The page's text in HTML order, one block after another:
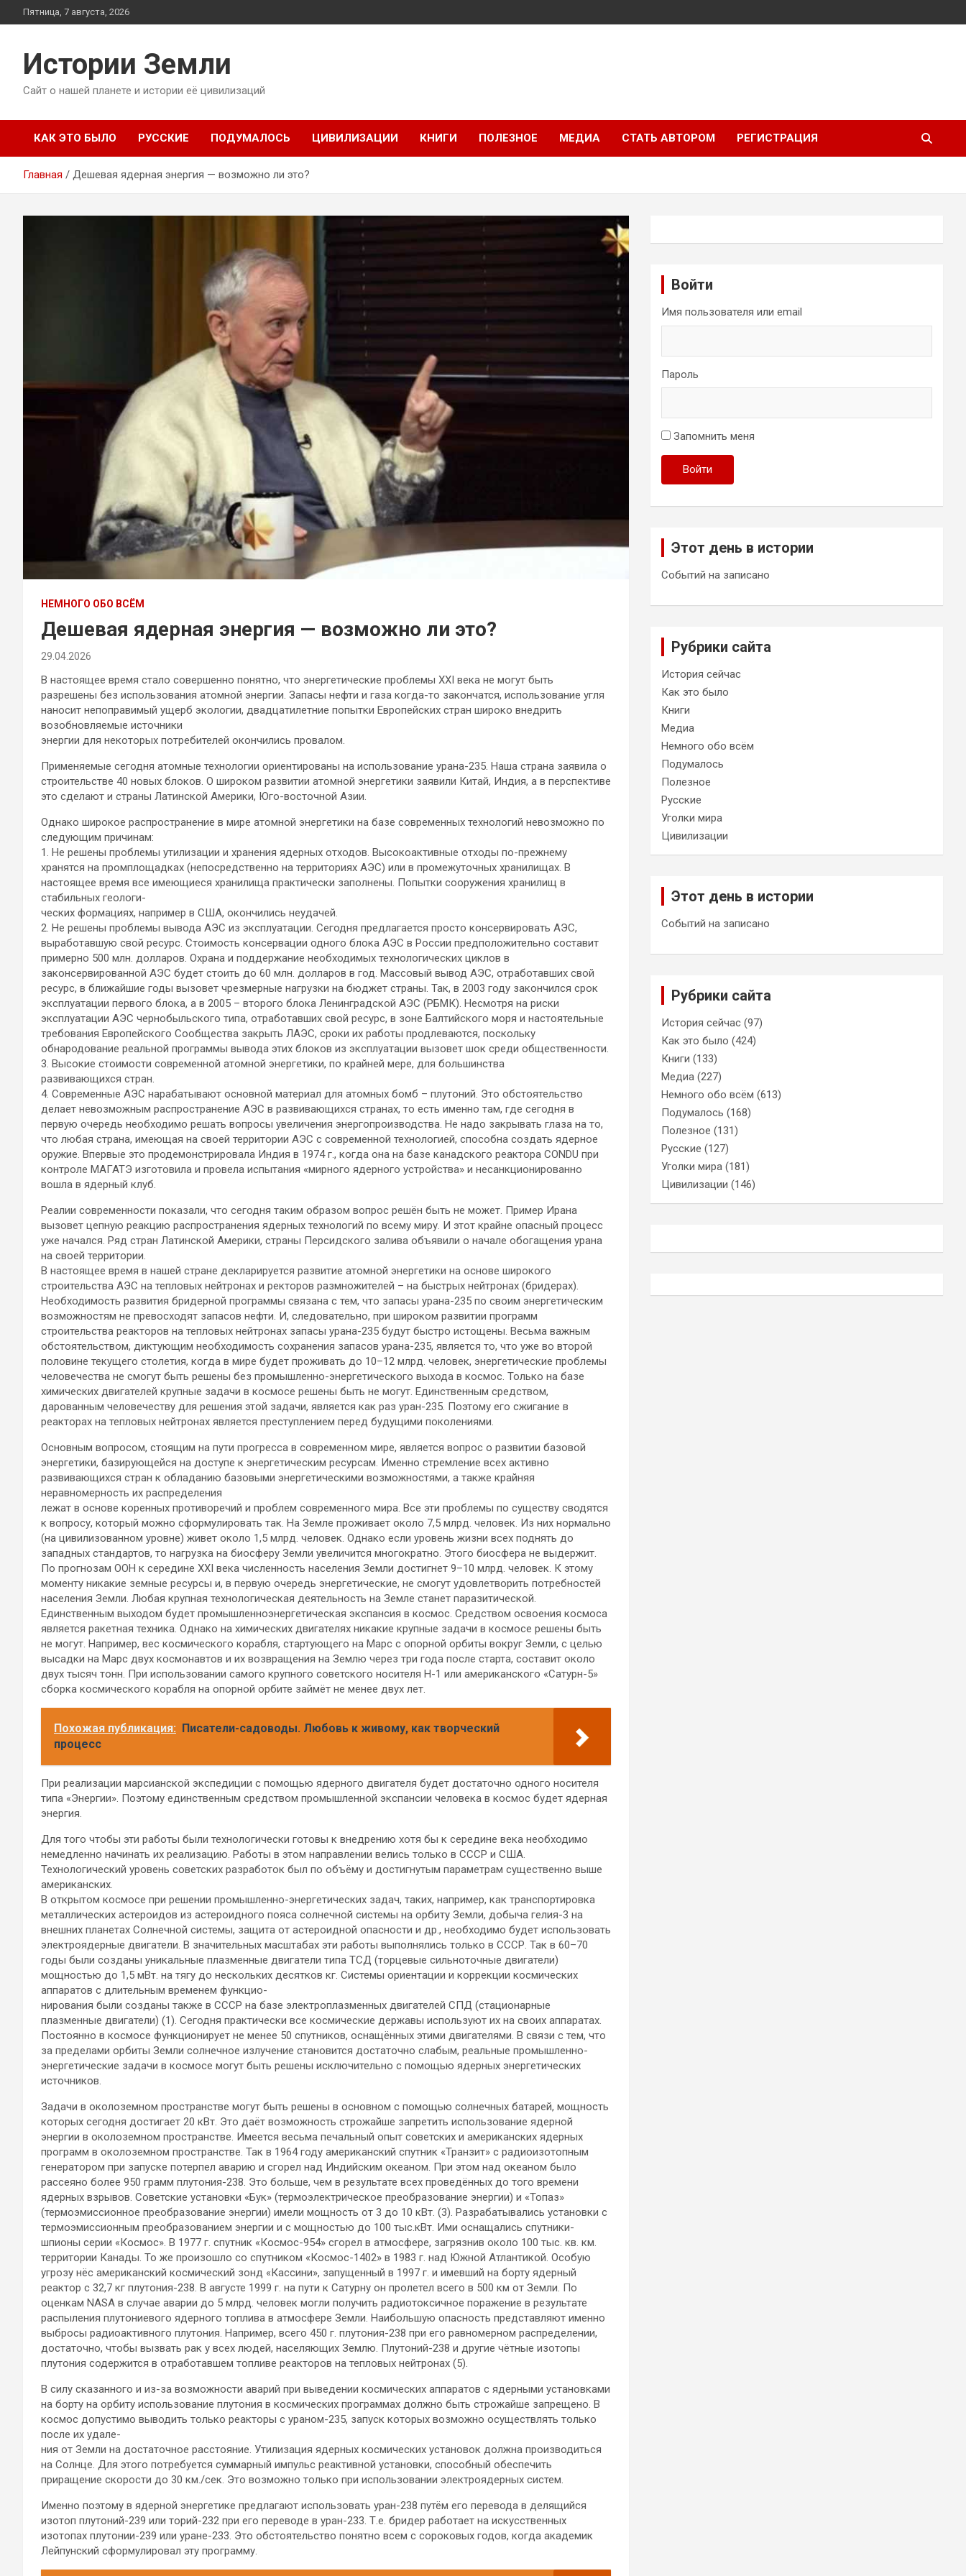
Перейти
к
Пятница, 7 августа, 2026
Истории Земли
Сайт о нашей планете и истории её цивилизаций
КАК ЭТО БЫЛО РУССКИЕ ПОДУМАЛОСЬ ЦИВИЛИЗАЦИИ КНИГИ ПОЛЕЗНОЕ МЕДИА СТАТЬ АВТОРОМ РЕГИСТРАЦИЯ
Главная Дешевая ядерная энергия — возможно ли это?
НЕМНОГО ОБО ВСЁМ
Дешевая ядерная энергия — возможно ли это?
29.04.2026
В настоящее время стало совершенно понятно, что энергетические проблемы XXI века не могут быть
разрешены без использования атомной энергии. Запасы нефти и газа когда-то закончатся, использование угля
наносит непоправимый ущерб экологии, двадцатилетние попытки Европейских стран широко внедрить
возобновляемые источники
энергии для некоторых потребителей окончились провалом.
Применяемые сегодня атомные технологии ориентированы на использование урана-235. Наша страна заявила о
строительстве 40 новых блоков. О широком развитии атомной энергетики заявили Китай, Индия, а в перспективе
это сделают и страны Латинской Америки, Юго-восточной Азии.
Однако широкое распространение в мире атомной энергетики на базе современных технологий невозможно по
следующим причинам:
1. Не решены проблемы утилизации и хранения ядерных отходов. Высокоактивные отходы по-прежнему
хранятся на промплощадках (непосредственно на территориях АЭС) или в промежуточных хранилищах. В
настоящее время все имеющиеся хранилища практически заполнены. Попытки сооружения хранилищ в
стабильных геологи-
ческих формациях, например в США, окончились неудачей.
2. Не решены проблемы вывода АЭС из эксплуатации. Сегодня предлагается просто консервировать АЭС,
выработавшую свой ресурс. Стоимость консервации одного блока АЭС в России предположительно составит
примерно 500 млн. долларов. Охрана и поддержание необходимых технологических циклов в
законсервированной АЭС будет стоить до 60 млн. долларов в год. Массовый вывод АЭС, отработавших свой
ресурс, в ближайшие годы вызовет чрезмерные нагрузки на бюджет страны. Так, в 2003 году закончился срок
эксплуатации первого блока, а в 2005 – второго блока Ленинградской АЭС (РБМК). Несмотря на риски
эксплуатации АЭС чернобыльского типа, отработавших свой ресурс, в зоне Балтийского моря и настоятельные
требования Европейского Сообщества закрыть ЛАЭС, сроки их работы продлеваются, поскольку
обнародование реальной программы вывода этих блоков из эксплуатации вызовет шок среди общественности.
3. Высокие стоимости современной атомной энергетики, по крайней мере, для большинства
развивающихся стран.
4. Современные АЭС нарабатывают основной материал для атомных бомб – плутоний. Это обстоятельство
делает невозможным распространение АЭС в развивающихся странах, то есть именно там, где сегодня в
первую очередь необходимо решать вопросы увеличения энергопроизводства. Не надо закрывать глаза на то,
что любая страна, имеющая на своей территории АЭС с современной технологией, способна создать ядерное
оружие. Впервые это продемонстрировала Индия в 1974 г., когда она на базе канадского реактора CONDU при
контроле МАГАТЭ изготовила и провела испытания «мирного ядерного устройства» и несанкционированно
вошла в ядерный клуб.
Реалии современности показали, что сегодня таким образом вопрос решён быть не может. Пример Ирана
вызовет цепную реакцию распространения ядерных технологий по всему миру. И этот крайне опасный процесс
уже начался. Ряд стран Латинской Америки, страны Персидского залива объявили о начале обогащения урана
на своей территории.
В настоящее время в нашей стране декларируется развитие атомной энергетики на основе широкого
строительства АЭС на тепловых нейтронах и ректоров размножителей – на быстрых нейтронах (бридерах).
Необходимость развития бридерной программы связана с тем, что запасы урана-235 по своим энергетическим
возможностям не превосходят запасов нефти. И, следовательно, при широком развитии программ
строительства реакторов на тепловых нейтронах запасы урана-235 будут быстро истощены. Весьма важным
обстоятельством, диктующим необходимость сохранения запасов урана-235, является то, что уже во второй
половине текущего столетия, когда в мире будет проживать до 10–12 млрд. человек, энергетические проблемы
человечества не смогут быть решены без промышленно-энергетического выхода в космос. Только на базе
химических двигателей крупные задачи в космосе решены быть не могут. Единственным средством,
дарованным человечеству для решения этой задачи, является как раз уран-235. Поэтому его сжигание в
реакторах на тепловых нейтронах является преступлением перед будущими поколениями.
Основным вопросом, стоящим на пути прогресса в современном мире, является вопрос о развитии базовой
энергетики, базирующейся на доступе к энергетическим ресурсам. Именно стремление всех активно
развивающихся стран к обладанию базовыми энергетическими возможностями, а также крайняя
неравномерность их распределения
лежат в основе коренных противоречий и проблем современного мира. Все эти проблемы по существу сводятся
к вопросу, который можно сформулировать так. На Земле проживает около 7,5 млрд. человек. Из них нормально
(на цивилизованном уровне) живет около 1,5 млрд. человек. Однако если уровень жизни всех поднять до
западных стандартов, то нагрузка на биосферу Земли увеличится многократно. Этого биосфера не выдержит.
По прогнозам ООН к середине XXI века численность населения Земли достигнет 9–10 млрд. человек. К этому
моменту никакие земные ресурсы и, в первую очередь энергетические, не смогут удовлетворить потребностей
населения Земли. Любая крупная технологическая деятельность на Земле станет паразитической.
Единственным выходом будет промышленноэнергетическая экспансия в космос. Средством освоения космоса
является ракетная техника. Однако на химических двигателях никакие крупные задачи в космосе решены быть
не могут. Например, вес космического корабля, стартующего на Марс с опорной орбиты вокруг Земли, с целью
высадки на Марс двух космонавтов и их возвращения на Землю через три года после старта, составит около
двух тысяч тонн. При использовании самого крупного советского носителя Н-1 или американского «Сатурн-5»
сборка космического корабля на опорной орбите займёт не менее двух лет.
Похожая публикация: Писатели-садоводы. Любовь к живому, как творческий
процесс
При реализации марсианской экспедиции с помощью ядерного двигателя будет достаточно одного носителя
типа «Энергии». Поэтому единственным средством промышленной экспансии человека в космос будет ядерная
энергия.
Для того чтобы эти работы были технологически готовы к внедрению хотя бы к середине века необходимо
немедленно начинать их реализацию. Работы в этом направлении велись только в СССР и США.
Технологический уровень советских разработок был по объёму и достигнутым параметрам существенно выше
американских.
В открытом космосе при решении промышленно-энергетических задач, таких, например, как транспортировка
металлических астероидов из астероидного пояса солнечной системы на орбиту Земли, добыча гелия-3 на
внешних планетах Солнечной системы, защита от астероидной опасности и др., необходимо будет использовать
электроядерные двигатели. В значительных масштабах эти работы выполнялись только в СССР. Так в 60–70
годы были созданы уникальные плазменные двигатели типа ТСД (торцевые сильноточные двигатели)
мощностью до 1,5 мВт. на тягу до нескольких десятков кг. Системы ориентации и коррекции космических
аппаратов с длительным временем функцио-
нирования были созданы также в СССР на базе электроплазменных двигателей СПД (стационарные
плазменные двигатели) (1). Сегодня практически все космические державы используют их на своих аппаратах.
Постоянно в космосе функционирует не менее 50 спутников, оснащённых этими двигателями. В связи с тем, что
за пределами орбиты Земли солнечное излучение становится достаточно слабым, реальные промышленно-
энергетические задачи в космосе могут быть решены исключительно с помощью ядерных энергетических
источников.
Задачи в околоземном пространстве могут быть решены в основном с помощью солнечных батарей, мощность
которых сегодня достигает 20 кВт. Это даёт возможность строжайше запретить использование ядерной
энергии в околоземном пространстве. Имеется весьма печальный опыт советских и американских ядерных
программ в околоземном пространстве. Так в 1964 году американский спутник «Транзит» с радиоизотопным
генератором при запуске потерпел аварию и сгорел над Индийским океаном. При этом над океаном было
рассеяно более 950 грамм плутония-238. Это больше, чем в результате всех проведённых до того времени
ядерных взрывов. Советские установки «Бук» (термоэлектрическое преобразование энергии) и «Топаз»
(термоэмиссионное преобразование энергии) имели мощность от 3 до 10 кВт. (3). Разрабатывались установки с
термоэмиссионным преобразованием энергии и с мощностью до 100 тыс.кВт. Ими оснащались спутники-
шпионы серии «Космос». В 1977 г. спутник «Космос-954» сгорел в атмосфере, загрязнив около 100 тыс. кв. км.
территории Канады. То же произошло со спутником «Космос-1402» в 1983 г. над Южной Атлантикой. Особую
угрозу нёс американский космический зонд «Кассини», запущенный в 1997 г. и имевший на борту ядерный
реактор с 32,7 кг плутония-238. В августе 1999 г. на пути к Сатурну он пролетел всего в 500 км от Земли. По
оценкам NASA в случае аварии до 5 млрд. человек могли получить радиотоксичное поражение в результате
распыления плутониевого ядерного топлива в атмосфере Земли. Наибольшую опасность представляют именно
выбросы радиоактивного плутония. Например, всего 450 г. плутония-238 при его равномерном распределении,
достаточно, чтобы вызвать рак у всех людей, населяющих Землю. Плутоний-238 и другие чётные изотопы
плутония содержится в отработавшем топливе реакторов на тепловых нейтронах (5).
В силу сказанного и из-за возможности аварий при выведении космических аппаратов с ядерными установками
на борту на орбиту использование плутония в космических программах должно быть строжайше запрещено. В
космос допустимо выводить только реакторы с ураном-235, запуск которых возможно осуществлять только
после их удале-
ния от Земли на достаточное расстояние. Утилизация ядерных космических установок должна производиться
на Солнце. Для этого потребуется суммарный импульс реактивной установки, способный обеспечить
приращение скорости до 30 км./сек. Это возможно только при использовании электроядерных систем.
Именно поэтому в ядерной энергетике предлагают использовать уран-238 путём его перевода в делящийся
изотоп плутоний-239 или торий-232 при его переводе в уран-233. Т.е. бридер работает на искусственных
изотопах плутонии-239 или уране-233. Это обстоятельство понятно всем с сороковых годов, когда академик
Лейпунский сформулировал эту программу.
Войти
Имя пользователя или email
Пароль
Запомнить меня
Войти
Этот день в истории
Событий на записано
Рубрики сайта
История сейчас
Как это было
Книги
Медиа
Немного обо всём
Подумалось
Полезное
Русские
Уголки мира
Цивилизации
Этот день в истории
Событий на записано
Рубрики сайта
История сейчас (97)
Как это было (424)
Книги (133)
Медиа (227)
Немного обо всём (613)
Подумалось (168)
Полезное (131)
Русские (127)
Уголки мира (181)
Цивилизации (146)